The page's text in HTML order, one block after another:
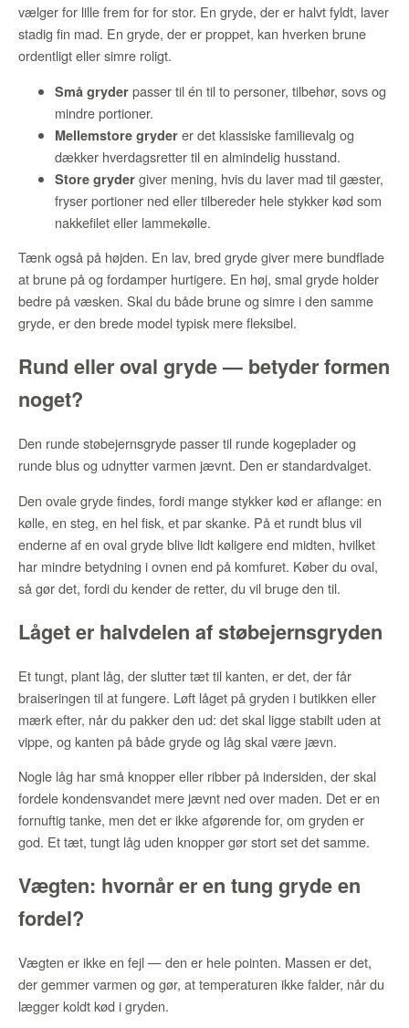
vælger for lille frem for for stor. En gryde, der er halvt fyldt, laver
stadig fin mad. En gryde, der er proppet, kan hverken brune
ordentligt eller simre roligt.
Små gryder passer til én til to personer, tilbehør, sovs og
mindre portioner.
Mellemstore gryder er det klassiske familievalg og
dækker hverdagsretter til en almindelig husstand.
Store gryder giver mening, hvis du laver mad til gæster,
fryser portioner ned eller tilbereder hele stykker kød som
nakkefilet eller lammekølle.
Tænk også på højden. En lav, bred gryde giver mere bundflade
at brune på og fordamper hurtigere. En høj, smal gryde holder
bedre på væsken. Skal du både brune og simre i den samme
gryde, er den brede model typisk mere fleksibel.
Rund eller oval gryde — betyder formen
noget?
Den runde støbejernsgryde passer til runde kogeplader og
runde blus og udnytter varmen jævnt. Den er standardvalget.
Den ovale gryde findes, fordi mange stykker kød er aflange: en
kølle, en steg, en hel fisk, et par skanke. På et rundt blus vil
enderne af en oval gryde blive lidt køligere end midten, hvilket
har mindre betydning i ovnen end på komfuret. Køber du oval,
så gør det, fordi du kender de retter, du vil bruge den til.
Låget er halvdelen af støbejernsgryden
Et tungt, plant låg, der slutter tæt til kanten, er det, der får
braiseringen til at fungere. Løft låget på gryden i butikken eller
mærk efter, når du pakker den ud: det skal ligge stabilt uden at
vippe, og kanten på både gryde og låg skal være jævn.
Nogle låg har små knopper eller ribber på indersiden, der skal
fordele kondensvandet mere jævnt ned over maden. Det er en
fornuftig tanke, men det er ikke afgørende for, om gryden er
god. Et tæt, tungt låg uden knopper gør stort set det samme.
Vægten: hvornår er en tung gryde en
fordel?
Vægten er ikke en fejl — den er hele pointen. Massen er det,
der gemmer varmen og gør, at temperaturen ikke falder, når du
lægger koldt kød i gryden.